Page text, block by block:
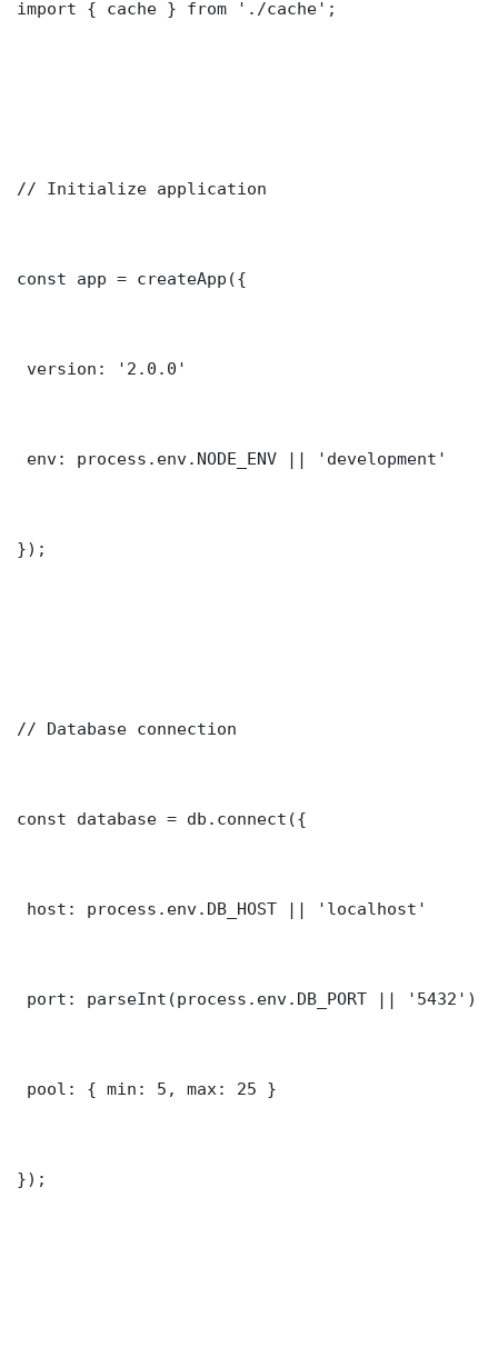
import { cache } from './cache';
// Initialize application
const app = createApp({
version: '2.0.0'
env: process.env.NODE_ENV || 'development'
});
// Database connection
const database = db.connect({
host: process.env.DB_HOST || 'localhost'
port: parseInt(process.env.DB_PORT || '5432')
pool: { min: 5, max: 25 }
});